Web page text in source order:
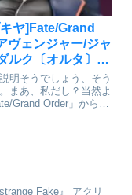
ヤ]Fate/Grand
ヴェンジャー/ジャ
ルク〔オルタ〕
1/7 完成品フィギ
販）が予約受付開
明そうでしょう、そう
まあ、私だし？当然よ
Grand Order」からア
Fake』 アクリ